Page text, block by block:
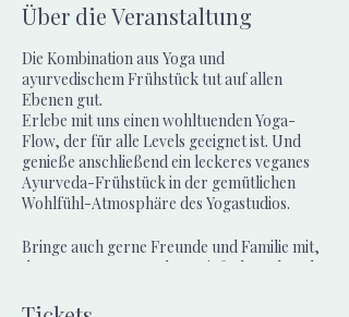
Über die Veranstaltung
Die Kombination aus Yoga und
ayurvedischem Frühstück tut auf allen
Ebenen gut.
Erlebe mit uns einen wohltuenden Yoga-
Flow, der für alle Levels geeignet ist. Und
genieße anschließend ein leckeres veganes
Ayurveda-Frühstück in der gemütlichen
Wohlfühl-Atmosphäre des Yogastudios.
Bringe auch gerne Freunde und Familie mit,
denn zusammen macht es einfach noch mehr